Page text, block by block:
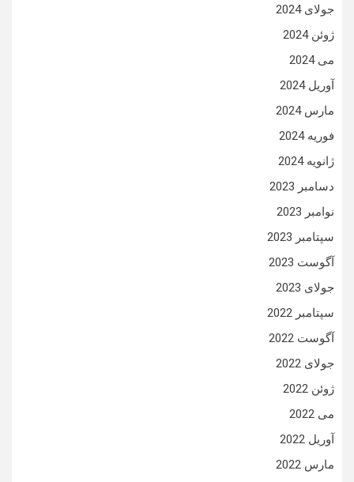
جولای 2024
ژوئن 2024
می 2024
آوریل 2024
مارس 2024
فوریه 2024
ژانویه 2024
دسامبر 2023
نوامبر 2023
سپتامبر 2023
آگوست 2023
جولای 2023
سپتامبر 2022
آگوست 2022
جولای 2022
ژوئن 2022
می 2022
آوریل 2022
مارس 2022